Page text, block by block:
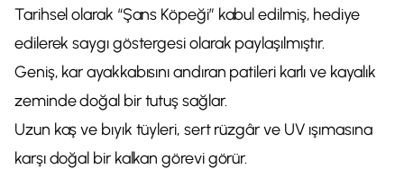
Tarihsel olarak “Şans Köpeği” kabul edilmiş, hediye
edilerek saygı göstergesi olarak paylaşılmıştır.
Geniş, kar ayakkabısını andıran patileri karlı ve kayalık
zeminde doğal bir tutuş sağlar.
Uzun kaş ve bıyık tüyleri, sert rüzgâr ve UV ışımasına
karşı doğal bir kalkan görevi görür.